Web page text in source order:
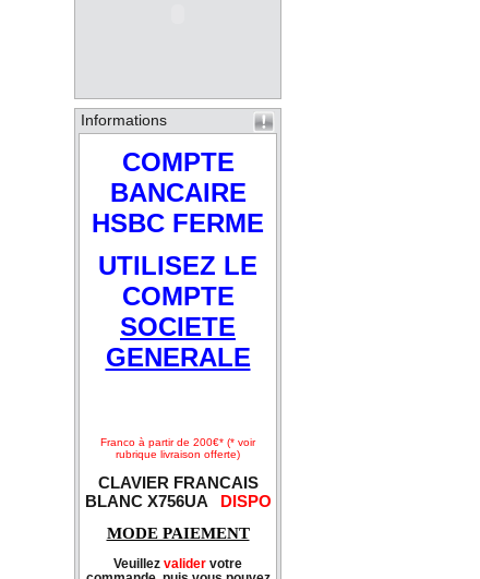
Informations
COMPTE
BANCAIRE
HSBC FERME
UTILISEZ LE
COMPTE
SOCIETE
GENERALE
Franco à partir de 200€* (* voir
rubrique livraison offerte)
CLAVIER FRANCAIS
BLANC X756UA DISPO
MODE PAIEMENT
Veuillez valider votre